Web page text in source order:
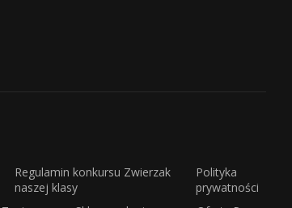
Regulamin konkursu Zwierzak
naszej klasy
Polityka
prywatności